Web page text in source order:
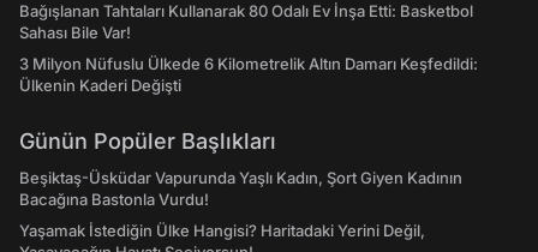
Bağışlanan Tahtaları Kullanarak 80 Odalı Ev İnşa Etti: Basketbol
Sahası Bile Var!
3 Milyon Nüfuslu Ülkede 6 Kilometrelik Altın Damarı Keşfedildi:
Ülkenin Kaderi Değişti
Günün Popüler Başlıkları
Beşiktaş-Üsküdar Vapurunda Yaşlı Kadın, Şort Giyen Kadının
Bacağına Bastonla Vurdu!
Yaşamak İstediğin Ülke Hangisi? Haritadaki Yerini Değil,